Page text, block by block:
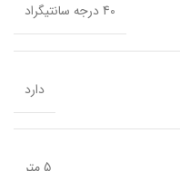
40 درجه سانتیگراد
دارد